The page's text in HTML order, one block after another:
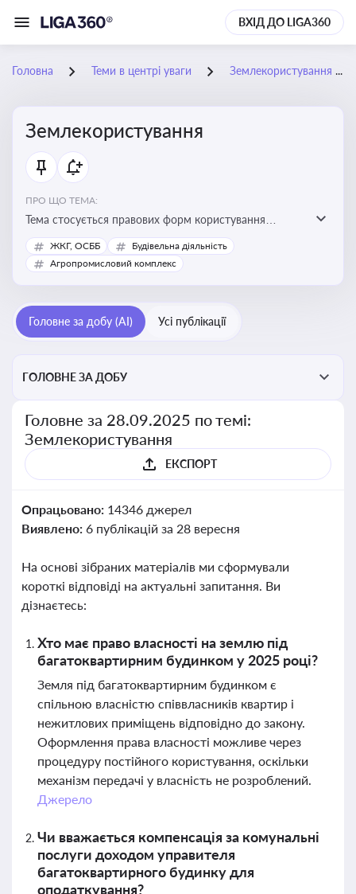
ВХІД ДО LIGA360
Головна Теми в центрі уваги Землекористування
Землекористування
ПРО ЩО ТЕМА:
Тема стосується правових форм користування
землею, зокрема умов доступу, володіння та
користування земельними ділянками різних форм
ЖКГ, ОСББ
Будівельна діяльність
Агропромисловий комплекс
Головне за добу (AI) Усі публікації
ГОЛОВНЕ ЗА ДОБУ
Головне за 28.09.2025 по темі:
Землекористування
ЕКСПОРТ
Опрацьовано: 14346 джерел
Виявлено: 6 публікацій за 28 вересня
На основі зібраних матеріалів ми сформували
короткі відповіді на актуальні запитання. Ви
дізнаєтесь:
Хто має право власності на землю під
багатоквартирним будинком у 2025 році?
Земля під багатоквартирним будинком є
спільною власністю співвласників квартир і
нежитлових приміщень відповідно до закону.
Оформлення права власності можливе через
процедуру постійного користування, оскільки
механізм передачі у власність не розроблений.
Джерело
Чи вважається компенсація за комунальні
послуги доходом управителя
багатоквартирного будинку для
оподаткування?